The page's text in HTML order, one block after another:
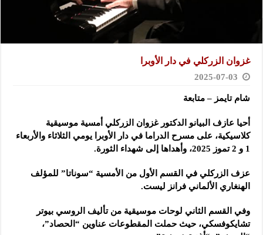
غزوان الزركلي في دار الأوبرا
2025-07-03
شام تايمز – متابعة
أحيا عازف البيانو الدكتور غزوان الزركلي أمسية موسيقية
كلاسيكية، على مسرح الدراما في دار الأوبرا يومي الثلاثاء والأربعاء
1 و 2 تموز 2025، وأهداها إلى شهداء الثورة.
عزف الزركلي في القسم الأول من الأمسية “سوناتا” للمؤلف
الهنغاري الألماني فرانز ليست.
وفي القسم الثاني لوحات موسيقية من تأليف الروسي بيوتر
تشايكوفسكي، حيث حملت المقطوعات عناوين “الحصاد”،